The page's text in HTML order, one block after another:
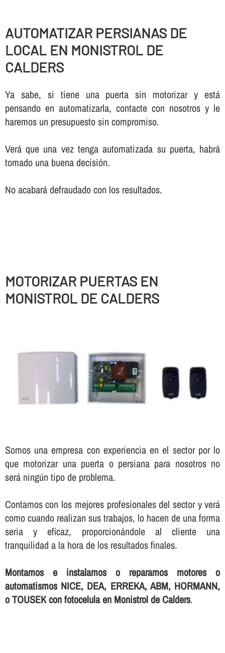
AUTOMATIZAR PERSIANAS DE
LOCAL EN MONISTROL DE
CALDERS
Ya sabe, si tiene una puerta sin motorizar y está
pensando en automatizarla, contacte con nosotros y le
haremos un presupuesto sin compromiso.
Verá que una vez tenga automatizada su puerta, habrá
tomado una buena decisión.
No acabará defraudado con los resultados.
MOTORIZAR PUERTAS EN
MONISTROL DE CALDERS
Somos una empresa con experiencia en el sector por lo
que motorizar una puerta o persiana para nosotros no
será ningún tipo de problema.
Contamos con los mejores profesionales del sector y verá
como cuando realizan sus trabajos, lo hacen de una forma
seria y eficaz, proporcionándole al cliente una
tranquilidad a la hora de los resultados finales.
Montamos e instalamos o reparamos motores o
automatismos NICE, DEA, ERREKA, ABM, HORMANN,
o TOUSEK con fotocelula en Monistrol de Calders.